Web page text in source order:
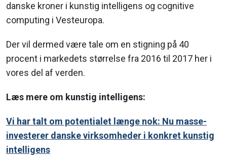
danske kroner i kunstig intelligens og cognitive
computing i Vesteuropa.
Der vil dermed være tale om en stigning på 40
procent i markedets størrelse fra 2016 til 2017 her i
vores del af verden.
Læs mere om kunstig intelligens:
Vi har talt om potentialet længe nok: Nu masse-
investerer danske virksomheder i konkret kunstig
intelligens